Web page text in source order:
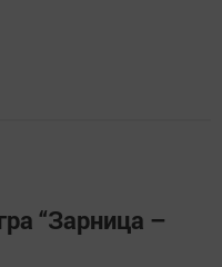
“Зарница –